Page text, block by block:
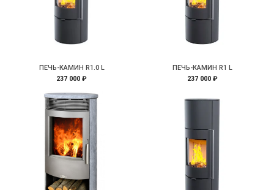
ПЕЧЬ-КАМИН R1.0 L
237 000 ₽
ПЕЧЬ-КАМИН R1 L
237 000 ₽